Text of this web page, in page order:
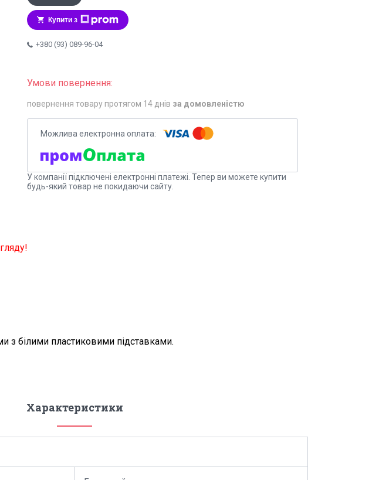
Купити з
+380 (93) 089-96-04
повернення товару протягом 14 днів за домовленістю
У компанії підключені електронні платежі. Тепер ви можете купити
будь-який товар не покидаючи сайту.
з білими пластиковими підставками.
Характеристики